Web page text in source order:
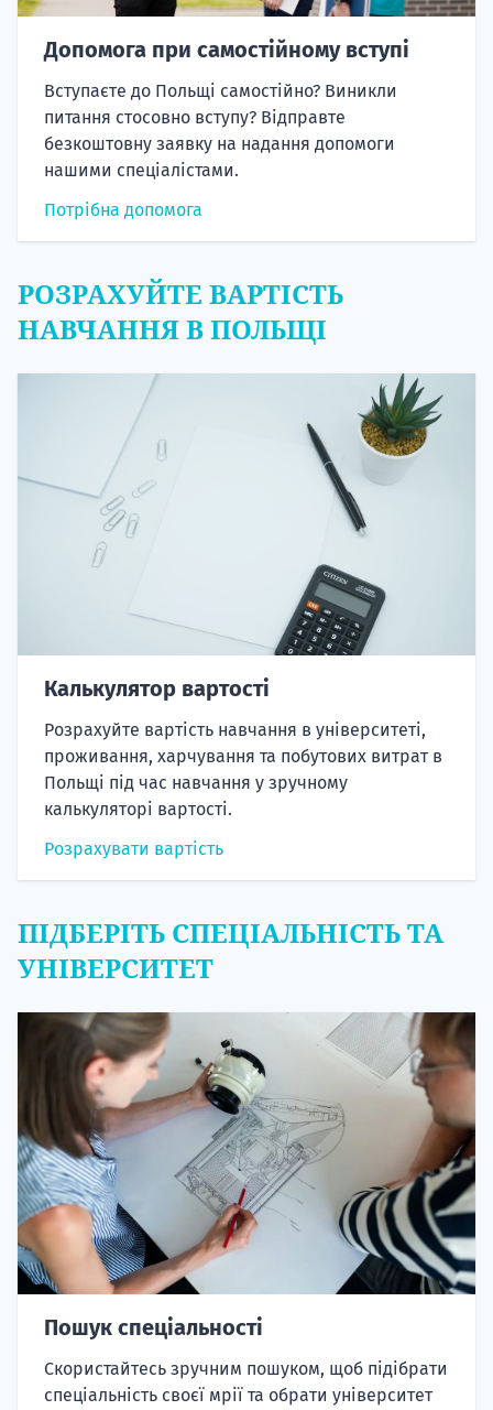
Допомога при самостійному вступі
Вступаєте до Польщі самостійно? Виникли
питання стосовно вступу? Відправте
безкоштовну заявку на надання допомоги
нашими спеціалістами.
Потрібна допомога
РОЗРАХУЙТЕ ВАРТІСТЬ
НАВЧАННЯ В ПОЛЬЩІ
Калькулятор вартості
Розрахуйте вартість навчання в університеті,
проживання, харчування та побутових витрат в
Польщі під час навчання у зручному
калькуляторі вартості.
Розрахувати вартість
ПІДБЕРІТЬ СПЕЦІАЛЬНІСТЬ ТА
УНІВЕРСИТЕТ
Пошук спеціальності
Скористайтесь зручним пошуком, щоб підібрати
спеціальність своєї мрії та обрати університет